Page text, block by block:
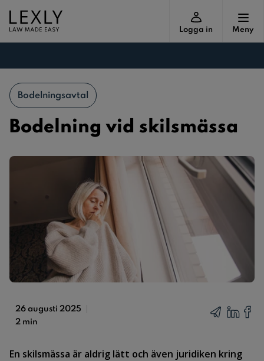
Logga in Meny
Bodelningsavtal
Bodelning vid skilsmässa
26 augusti 2025
2 min
En skilsmässa är aldrig lätt och även juridiken kring